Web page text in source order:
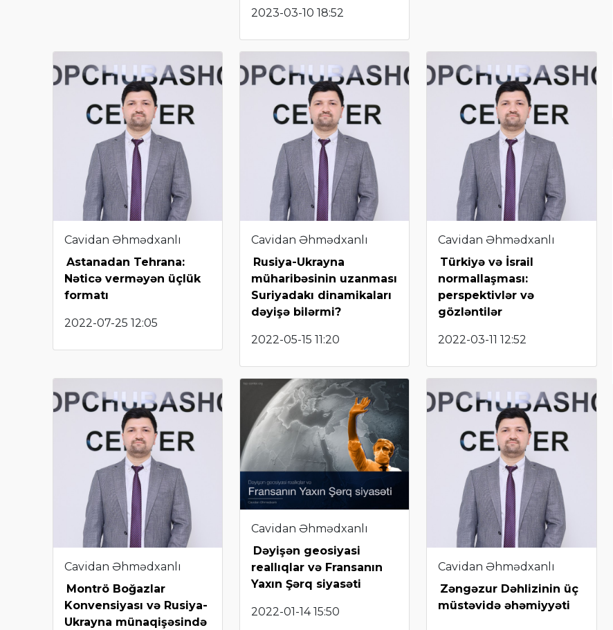
2023-03-10 18:52
Cavidan Əhmədxanlı
Astanadan Tehrana:
Nəticə verməyən üçlük
formatı
2022-07-25 12:05
Cavidan Əhmədxanlı
Rusiya-Ukrayna
müharibəsinin uzanması
Suriyadakı dinamikaları
dəyişə bilərmi?
2022-05-15 11:20
Cavidan Əhmədxanlı
Türkiyə və İsrail
normallaşması:
perspektivlər və
gözləntilər
2022-03-11 12:52
Cavidan Əhmədxanlı
Montrö Boğazlar
Konvensiyası və Rusiya-
Ukrayna münaqişəsində
Cavidan Əhmədxanlı
Dəyişən geosiyasi
reallıqlar və Fransanın
Yaxın Şərq siyasəti
2022-01-14 15:50
Cavidan Əhmədxanlı
Zəngəzur Dəhlizinin üç
müstəvidə əhəmiyyəti